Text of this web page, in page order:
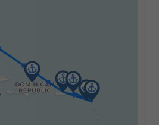
Πλάτα, Δομινικανή